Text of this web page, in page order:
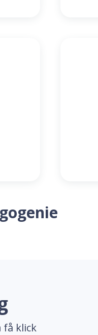
få klick